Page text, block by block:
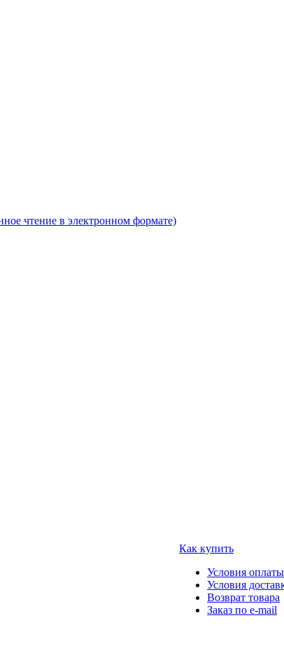
чтение в электронном формате)
Как купить
Условия оплаты
Условия
Возврат товара
Заказ по e-mail